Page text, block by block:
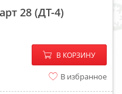
28 (ДТ-4)
− +
В КОРЗИНУ
В избранное